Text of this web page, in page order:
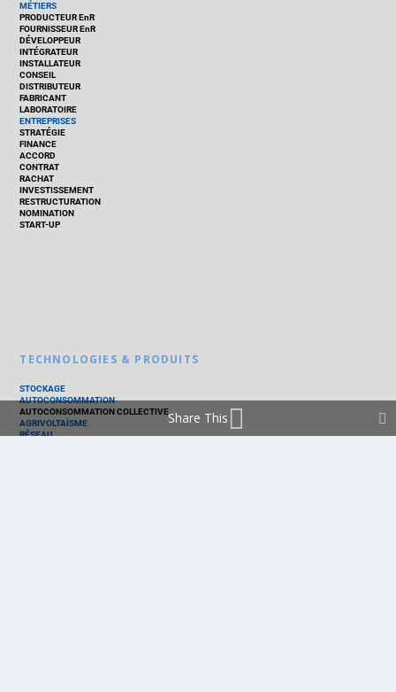
MÉTIERS
PRODUCTEUR EnR
FOURNISSEUR EnR
DÉVELOPPEUR
INTÉGRATEUR
INSTALLATEUR
CONSEIL
DISTRIBUTEUR
FABRICANT
LABORATOIRE
ENTREPRISES
STRATÉGIE
FINANCE
ACCORD
CONTRAT
RACHAT
INVESTISSEMENT
RESTRUCTURATION
NOMINATION
START-UP
TECHNOLOGIES & PRODUITS
STOCKAGE
AUTOCONSOMMATION
AUTOCONSOMMATION COLLECTIVE
AGRIVOLTAÏSME
RÉSEAU
Share This